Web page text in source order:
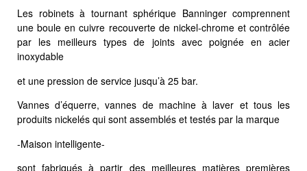
Les robinets à tournant sphérique Banninger comprennent
une boule en cuivre recouverte de nickel-chrome et contrôlée
par les meilleurs types de joints avec poignée en acier
inoxydable
et une pression de service jusqu’à 25 bar.
Vannes d’équerre, vannes de machine à laver et tous les
produits nickelés qui sont assemblés et testés par la marque
-Maison intelligente-
sont fabriqués à partir des meilleures matières premières